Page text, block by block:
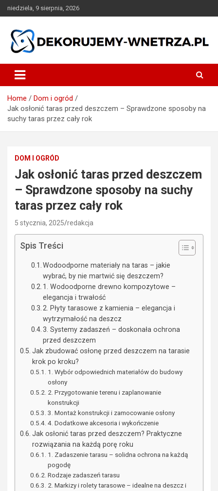
Skip
to
niedziela, 9 sierpnia, 2026
dekorujemy-wnetrza.pl
Home
Dom i ogród
Jak osłonić taras przed deszczem – Sprawdzone sposoby na
suchy taras przez cały rok
DOM I OGRÓD
Jak osłonić taras przed deszczem
– Sprawdzone sposoby na suchy
taras przez cały rok
5 stycznia, 2025 redakcja
Spis Treści
Wodoodporne materiały na taras – jakie
wybrać, by nie martwić się deszczem?
1. Wodoodporne drewno kompozytowe –
elegancja i trwałość
2. Płyty tarasowe z kamienia – elegancja i
wytrzymałość na deszcz
3. Systemy zadaszeń – doskonała ochrona
przed deszczem
Jak zbudować osłonę przed deszczem na tarasie
krok po kroku?
1. Wybór odpowiednich materiałów do budowy
osłony
2. Przygotowanie terenu i zaplanowanie
konstrukcji
3. Montaż konstrukcji i zamocowanie osłony
4. Dodatkowe akcesoria i wykończenie
Jak osłonić taras przed deszczem? Praktyczne
rozwiązania na każdą porę roku
1. Zadaszenie tarasu – solidna ochrona na każdą
pogodę
Rodzaje zadaszeń tarasu
2. Markizy i rolety tarasowe – idealne na deszcz i